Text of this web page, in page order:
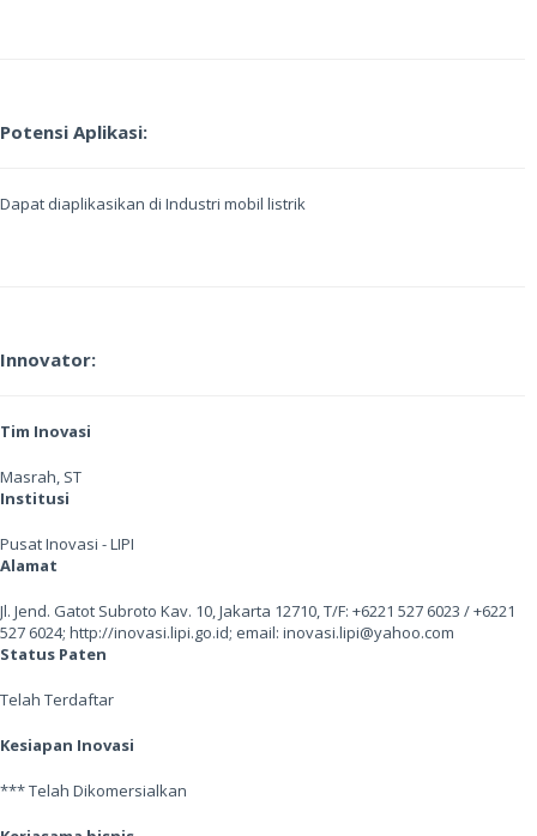
Potensi Aplikasi:
Dapat diaplikasikan di Industri mobil listrik
Innovator:
Tim Inovasi
Masrah, ST
Institusi
Pusat Inovasi - LIPI
Alamat
Jl. Jend. Gatot Subroto Kav. 10, Jakarta 12710, T/F: +6221 527 6023 / +6221
527 6024; http://inovasi.lipi.go.id; email: inovasi.lipi@yahoo.com
Status Paten
Telah Terdaftar
Kesiapan Inovasi
*** Telah Dikomersialkan